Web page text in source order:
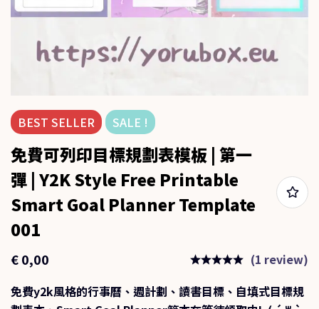
BEST SELLER SALE !
免費可列印目標規劃表模板 | 第一
彈 | Y2K Style Free Printable
Smart Goal Planner Template
001
€0,00
(1 review)
免費y2k風格的行事曆、週計劃、讀書目標、自填式目標規